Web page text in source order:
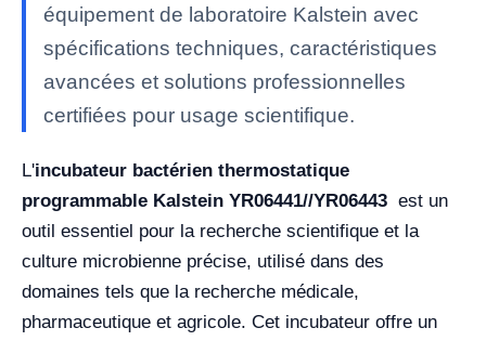
équipement de laboratoire Kalstein avec
spécifications techniques, caractéristiques
avancées et solutions professionnelles
certifiées pour usage scientifique.
L'incubateur bactérien thermostatique
programmable Kalstein YR06441//YR06443 est un
outil essentiel pour la recherche scientifique et la
culture microbienne précise, utilisé dans des
domaines tels que la recherche médicale,
pharmaceutique et agricole. Cet incubateur offre un